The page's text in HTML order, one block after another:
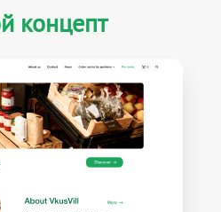
концепт